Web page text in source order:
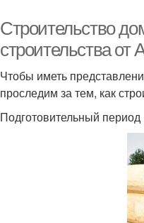
Строительство
строительства от
Чтобы иметь
проследим за тем, как
Подготовительный период